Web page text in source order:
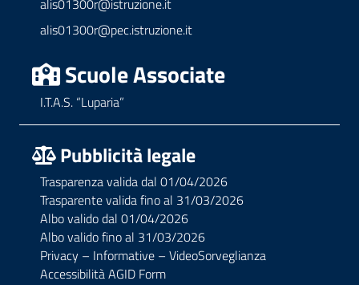
alis01300r@istruzione.it
alis01300r@pec.istruzione.it
Scuole Associate
I.T.A.S. “Luparia”
Pubblicità legale
Trasparenza valida dal 01/04/2026
Trasparente valida fino al 31/03/2026
Albo valido dal 01/04/2026
Albo valido fino al 31/03/2026
Privacy – Informative – VideoSorveglianza
Accessibilità AGID Form